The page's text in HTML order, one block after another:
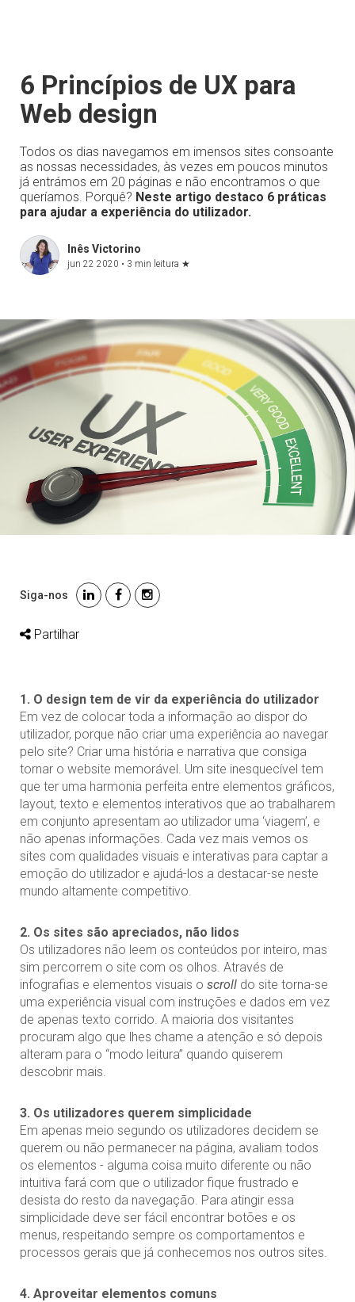
6 Princípios de UX para
Web design
Todos os dias navegamos em imensos sites consoante
as nossas necessidades, às vezes em poucos minutos
já entrámos em 20 páginas e não encontramos o que
queríamos. Porquê? Neste artigo destaco 6 práticas
para ajudar a experiência do utilizador.
Inês Victorino
jun 22 2020 • 3 min leitura ★
Siga-nos
Partilhar
1. O design tem de vir da experiência do utilizador
Em vez de colocar toda a informação ao dispor do
utilizador, porque não criar uma experiência ao navegar
pelo site? Criar uma história e narrativa que consiga
tornar o website memorável. Um site inesquecível tem
que ter uma harmonia perfeita entre elementos gráficos,
layout, texto e elementos interativos que ao trabalharem
em conjunto apresentam ao utilizador uma ‘viagem’, e
não apenas informações. Cada vez mais vemos os
sites com qualidades visuais e interativas para captar a
emoção do utilizador e ajudá-los a destacar-se neste
mundo altamente competitivo.
2. Os sites são apreciados, não lidos
Os utilizadores não leem os conteúdos por inteiro, mas
sim percorrem o site com os olhos. Através de
infografias e elementos visuais o scroll do site torna-se
uma experiência visual com instruções e dados em vez
de apenas texto corrido. A maioria dos visitantes
procuram algo que lhes chame a atenção e só depois
alteram para o “modo leitura” quando quiserem
descobrir mais.
3. Os utilizadores querem simplicidade
Em apenas meio segundo os utilizadores decidem se
querem ou não permanecer na página, avaliam todos
os elementos - alguma coisa muito diferente ou não
intuitiva fará com que o utilizador fique frustrado e
desista do resto da navegação. Para atingir essa
simplicidade deve ser fácil encontrar botões e os
menus, respeitando sempre os comportamentos e
processos gerais que já conhecemos nos outros sites.
4. Aproveitar elementos comuns